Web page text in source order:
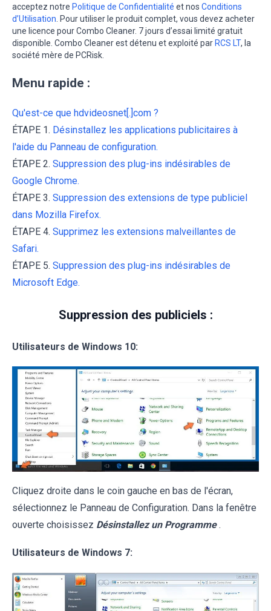
acceptez notre Politique de Confidentialité et nos Conditions
d’Utilisation . Pour utiliser le produit complet, vous devez acheter
une licence pour Combo Cleaner. 7 jours d’essai limité gratuit
disponible. Combo Cleaner est détenu et exploité par RCS LT, la
société mère de PCRisk.
Menu rapide :
Qu'est-ce que hdvideosnet[.]com ?
ÉTAPE 1. Désinstallez les applications publicitaires à
l'aide du Panneau de configuration.
ÉTAPE 2. Suppression des plug-ins indésirables de
Google Chrome.
ÉTAPE 3. Suppression des extensions de type publiciel
dans Mozilla Firefox.
ÉTAPE 4. Supprimez les extensions malveillantes de
Safari.
ÉTAPE 5. Suppression des plug-ins indésirables de
Microsoft Edge.
Suppression des publiciels :
Utilisateurs de Windows 10:
Cliquez droite dans le coin gauche en bas de l'écran,
sélectionnez le Panneau de Configuration. Dans la fenêtre
ouverte choisissez Désinstallez un Programme .
Utilisateurs de Windows 7: